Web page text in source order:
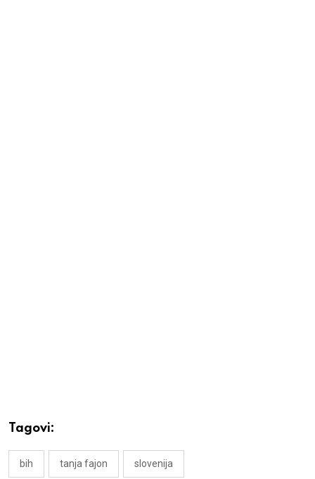
Tagovi:
bih tanja fajon slovenija